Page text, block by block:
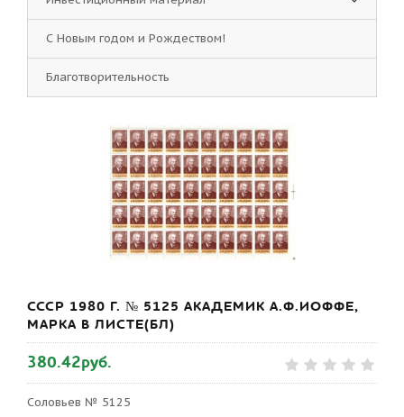
СССР 1980 Г. № 5125 АКАДЕМИК А.Ф.ИОФФЕ,
МАРКА В ЛИСТЕ(БЛ)
380.42руб.
Соловьев № 5125
С Новым годом и Рождеством!
Благотворительность